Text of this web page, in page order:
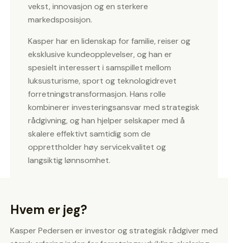
vekst, innovasjon og en sterkere
markedsposisjon.
Kasper har en lidenskap for familie, reiser og
eksklusive kundeopplevelser, og han er
spesielt interessert i samspillet mellom
luksusturisme, sport og teknologidrevet
forretningstransformasjon. Hans rolle
kombinerer investeringsansvar med strategisk
rådgivning, og han hjelper selskaper med å
skalere effektivt samtidig som de
opprettholder høy servicekvalitet og
langsiktig lønnsomhet.
Hvem er jeg?
Kasper Pedersen er investor og strategisk rådgiver med